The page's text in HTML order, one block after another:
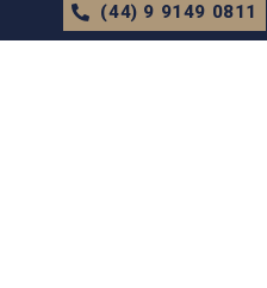
(44) 9 9149 0811